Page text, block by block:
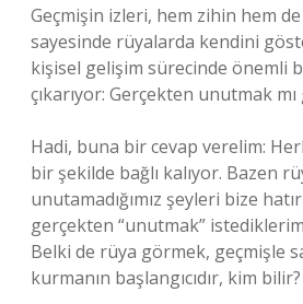
Geçmişin izleri, hem zihin hem
sayesinde rüyalarda kendini
kişisel gelişim sürecinde önemli
çıkarıyor: Gerçekten unutmak
Hadi, buna bir cevap verelim:
bir şekilde bağlı kalıyor. Bazen
unutamadığımız şeyleri bize
gerçekten “unutmak”
Belki de rüya görmek, geçmişle
kurmanın başlangıcıdır, kim bilir?